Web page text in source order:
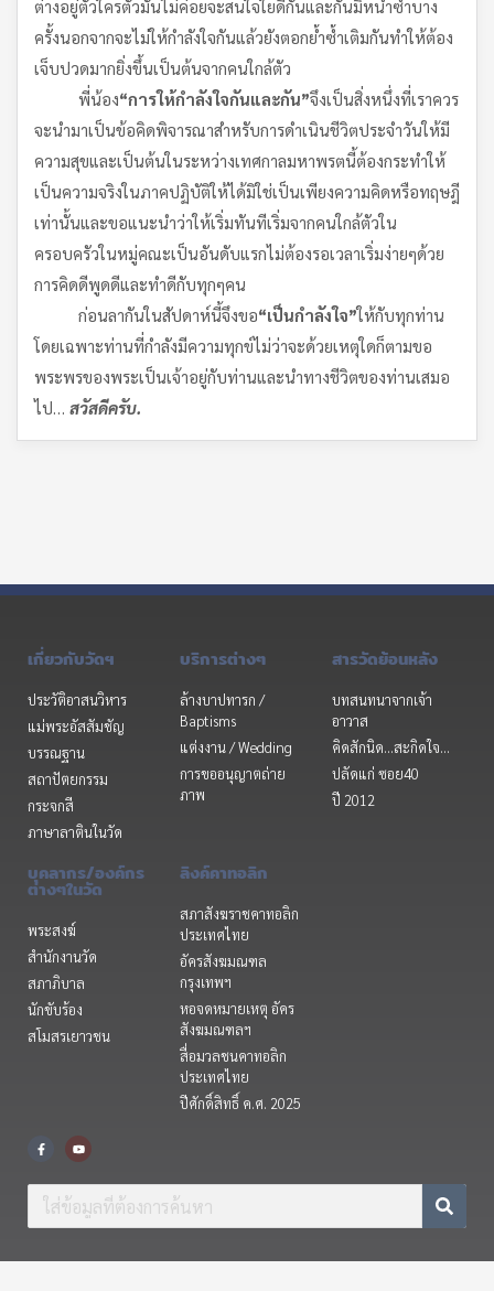
ต่างอยู่ตัวใครตัวมันไม่ค่อยจะสนใจใยดีกันและกันมิหนำซ้ำบาง
ครั้งนอกจากจะไม่ให้กำลังใจกันแล้วยังตอกย้ำซ้ำเติมกันทำให้ต้อง
เจ็บปวดมากยิ่งขึ้นเป็นต้นจากคนใกล้ตัว
พี่น้อง“การให้กำลังใจกันและกัน”จึงเป็นสิ่งหนึ่งที่เราควร
จะนำมาเป็นข้อคิดพิจารณาสำหรับการดำเนินชีวิตประจำวันให้มี
ความสุขและเป็นต้นในระหว่างเทศกาลมหาพรตนี้ต้องกระทำให้
เป็นความจริงในภาคปฏิบัติให้ได้มิใช่เป็นเพียงความคิดหรือทฤษฎี
เท่านั้นและขอแนะนำว่าให้เริ่มทันทีเริ่มจากคนใกล้ตัวใน
ครอบครัวในหมู่คณะเป็นอันดับแรกไม่ต้องรอเวลาเริ่มง่ายๆด้วย
การคิดดีพูดดีและทำดีกับทุกๆคน
ก่อนลากันในสัปดาห์นี้จึงขอ“เป็นกำลังใจ”ให้กับทุกท่าน
โดยเฉพาะท่านที่กำลังมีความทุกข์ไม่ว่าจะด้วยเหตุใดก็ตามขอ
พระพรของพระเป็นเจ้าอยู่กับท่านและนำทางชีวิตของท่านเสมอ
ไป… สวัสดีครับ.
เกี่ยวกับวัดฯ
ประวัติอาสนวิหาร
แม่พระอัสสัมชัญ
บรรณฐาน
สถาปัตยกรรม
กระจกสี
ภาษาลาตินในวัด
บริการต่างๆ
ล้างบาปทารก /
Baptisms
แต่งงาน / Wedding
การขออนุญาตถ่าย
ภาพ
สารวัดย้อนหลัง
บทสนทนาจากเจ้า
อาวาส
คิดสักนิด...สะกิดใจ...
ปลัดแก่ ซอย40
ปี 2012
บุคลากร/องค์กร
ต่างๆในวัด
พระสงฆ์
สำนักงานวัด
สภาภิบาล
นักขับร้อง
สโมสรเยาวชน
ลิงค์คาทอลิก
สภาสังฆราชคาทอลิก
ประเทศไทย
อัครสังฆมณฑล
กรุงเทพฯ
หอจดหมายเหตุ อัคร
สังฆมณฑลฯ
สื่อมวลชนคาทอลิก
ประเทศไทย
ปีศักดิ์สิทธิ์ ค.ศ. 2025